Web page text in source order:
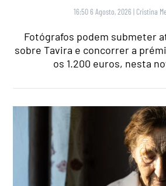
16:50 6 Agosto, 2026 | Cristina
Fotógrafos podem submeter
sobre Tavira e concorrer a
os 1.200 euros, nesta